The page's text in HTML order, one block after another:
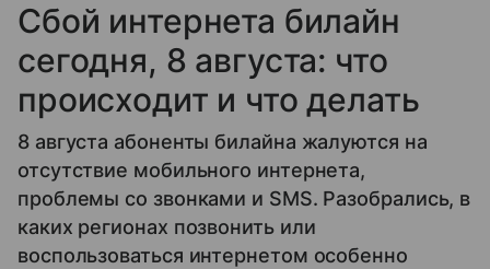
Сбой интернета билайн
сегодня, 8 августа: что
происходит и что делать
8 августа абоненты билайна жалуются на
отсутствие мобильного интернета,
проблемы со звонками и SMS. Разобрались, в
каких регионах позвонить или
воспользоваться интернетом особенно